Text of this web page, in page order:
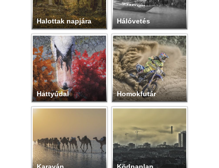
Halottak napjára Hálóvetés
Hattyúdal Homokfutár